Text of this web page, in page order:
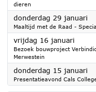
dieren
donderdag 29 januari
Maaltijd met de Raad -
vrijdag 16 januari
Bezoek bouwproject
Merwestein
donderdag 15 januari
Presentatieavond Cals